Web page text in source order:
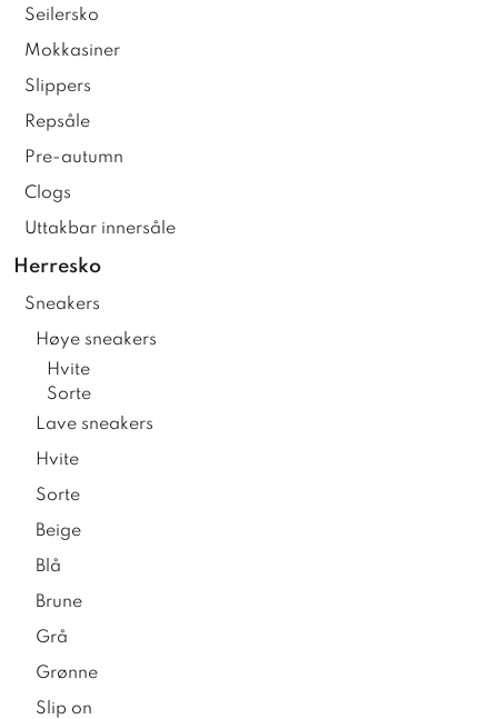
Seilersko
Mokkasiner
Slippers
Repsåle
Pre-autumn
Clogs
Uttakbar innersåle
Herresko
Sneakers
Høye sneakers
Hvite
Sorte
Lave sneakers
Hvite
Sorte
Beige
Blå
Brune
Grå
Grønne
Slip on